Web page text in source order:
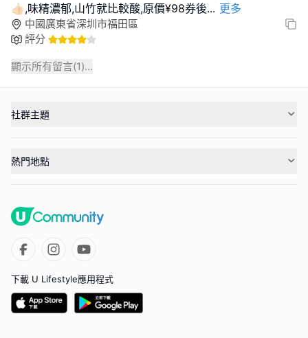
👍🏻,味精濃郁,山竹就比較酸,原價¥98券後... 更多
中國廣東省深圳市福田區
評分
顯示所有留言(1)...
社群主題
熱門地點
下載 U Lifestyle應用程式